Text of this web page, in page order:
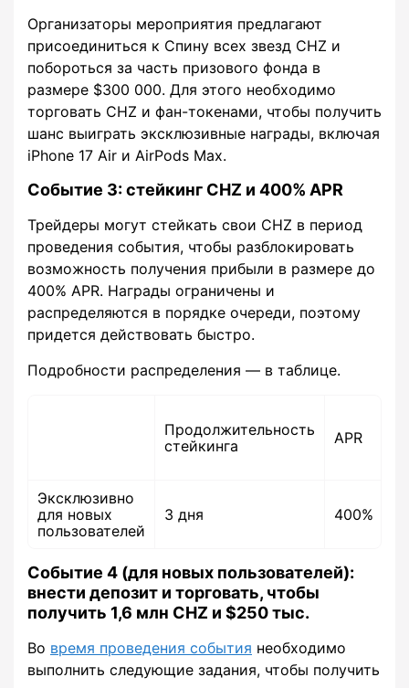
Организаторы мероприятия предлагают
присоединиться к Спину всех звезд CHZ и
побороться за часть призового фонда в
размере $300 000. Для этого необходимо
торговать CHZ и фан-токенами, чтобы получить
шанс выиграть эксклюзивные награды, включая
iPhone 17 Air и AirPods Max.
Событие 3: стейкинг CHZ и 400% APR
Трейдеры могут стейкать свои CHZ в период
проведения события, чтобы разблокировать
возможность получения прибыли в размере до
400% APR. Награды ограничены и
распределяются в порядке очереди, поэтому
придется действовать быстро.
Подробности распределения — в таблице.
Продолжительность
стейкинга
APR
Эксклюзивно
для новых
пользователей
3 дня 400%
Событие 4 (для новых пользователей):
внести депозит и торговать, чтобы
получить 1,6 млн CHZ и $250 тыс.
Во время проведения события необходимо
выполнить следующие задания, чтобы получить